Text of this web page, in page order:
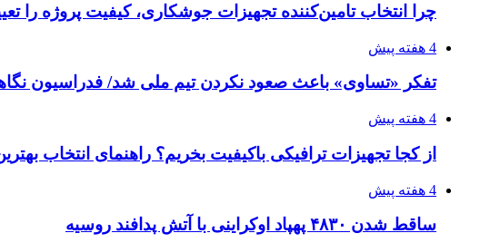
چرا انتخاب تامین‌کننده تجهیزات جوشکاری، کیفیت پروژه را
4 هفته پیش
تفکر «تساوی» باعث صعود نکردن تیم ملی شد/ فدراسیون
4 هفته پیش
از کجا تجهیزات ترافیکی باکیفیت بخریم؟ راهنمای انتخاب
4 هفته پیش
ساقط شدن ۴۸۳۰ پهپاد اوکراینی با آتش پدافند روسیه